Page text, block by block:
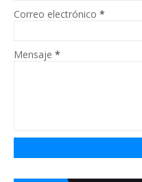
Correo electrónico *
Mensaje *